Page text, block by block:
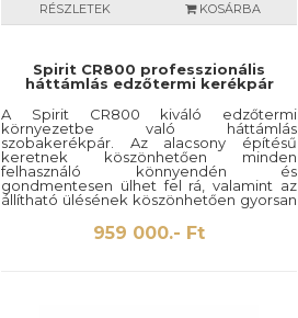
RÉSZLETEK KOSÁRBA
Spirit CR800 professzionális
háttámlás edzőtermi kerékpár
A Spirit CR800 kiváló edzőtermi
környezetbe való háttámlás
szobakerékpár. Az alacsony építésű
keretnek köszönhetően minden
felhasználó könnyendén és
gondmentesen ülhet fel rá, valamint az
állítható ülésének köszönhetően gyorsan
megtalálja a számára megfelelő optimális
üléspozíciót. A szobakerékpáron több
előre beállított edzőprogram is található,
959 000.- Ft